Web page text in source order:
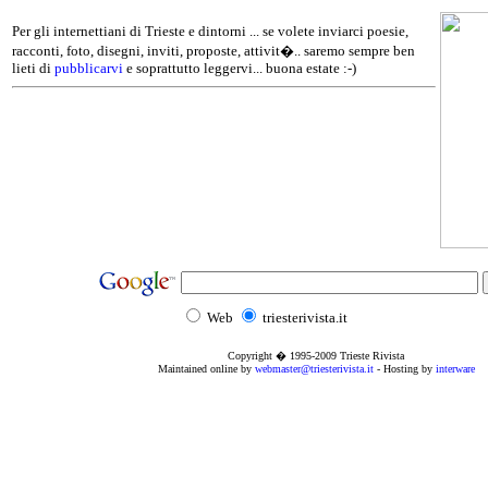
Per gli internettiani di Trieste e dintorni ... se volete inviarci poesie,
racconti, foto, disegni, inviti, proposte, attivit�.. saremo sempre ben
lieti di pubblicarvi e soprattutto leggervi... buona estate :-)
Web triesterivista.it
Copyright � 1995-2009 Trieste Rivista
Maintained online by webmaster@triesterivista.it- Hosting by interware